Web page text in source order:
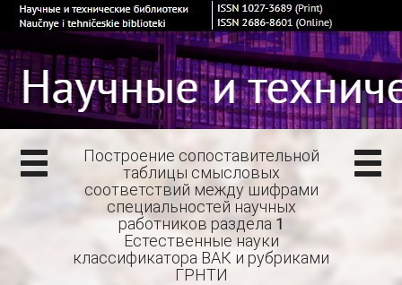
Построение сопоставительной
таблицы смысловых
соответствий между шифрами
специальностей научных
работников раздела 1
Естественные науки
классификатора ВАК и рубриками
ГРНТИ